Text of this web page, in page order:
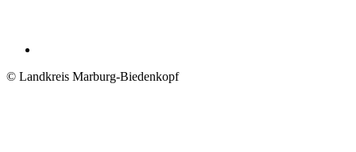
© Landkreis Marburg-Biedenkopf